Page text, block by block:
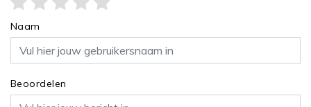
Naam
Beoordelen